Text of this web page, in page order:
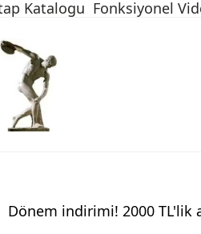
Katalogu Fonksiyonel
Dönem indirimi! 2000 TL'lik